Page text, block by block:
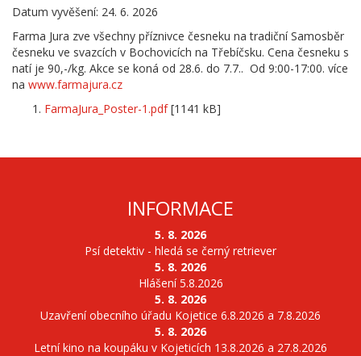
Datum vyvěšení: 24. 6. 2026
Farma Jura zve všechny příznivce česneku na tradiční Samosběr
česneku ve svazcích v Bochovicích na Třebíčsku. Cena česneku s
natí je 90,-/kg. Akce se koná od 28.6. do 7.7.. Od 9:00-17:00. více
na www.farmajura.cz
FarmaJura_Poster-1.pdf[1141 kB]
INFORMACE
5. 8. 2026
Psí detektiv - hledá se černý retriever
5. 8. 2026
Hlášení 5.8.2026
5. 8. 2026
Uzavření obecního úřadu Kojetice 6.8.2026 a 7.8.2026
5. 8. 2026
Letní kino na koupáku v Kojeticích 13.8.2026 a 27.8.2026